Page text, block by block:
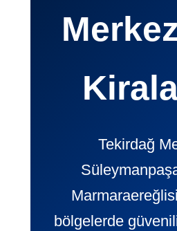
Tekirdağ
bölgelerde